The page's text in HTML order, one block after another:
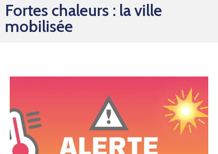
Mes
Sorties
Fortes chaleurs : la ville
mobilisée